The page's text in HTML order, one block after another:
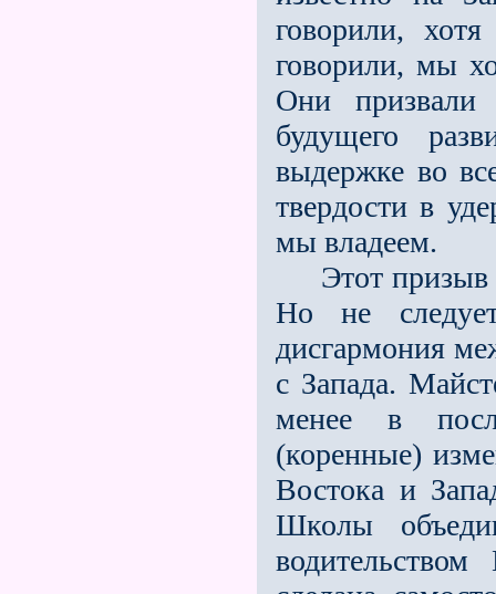
говорили,
говорили, мы
Они призвали
будущего
выдержке во
твердости в
мы владеем.
Этот призыв
Но не
дисгармония
с Запада.
менее в
(коренные)
Востока и
Школы